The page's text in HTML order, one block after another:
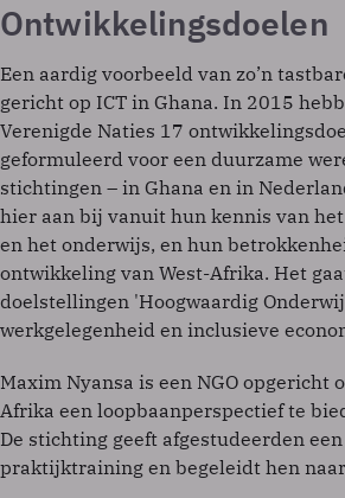
Ontwikkelingsdoelen
Een aardig voorbeeld van zo’n
gericht op ICT in Ghana. In 2015
Verenigde Naties 17
geformuleerd voor een duurzame
stichtingen – in Ghana en in
hier aan bij vanuit hun kennis van
en het onderwijs, en hun
ontwikkeling van West-Afrika. Het
doelstellingen 'Hoogwaardig
werkgelegenheid en inclusieve
Maxim Nyansa is een NGO opgericht
Afrika een loopbaanperspectief te
De stichting geeft afgestudeerden
praktijktraining en begeleidt hen